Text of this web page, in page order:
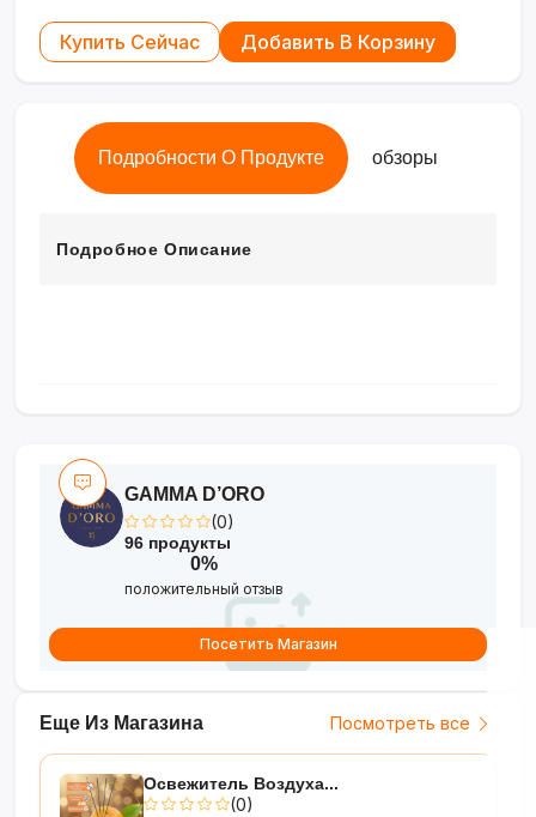
Купить Сейчас Добавить В Корзину
Подробности О Продукте обзоры
Подробное Описание
Еще Из Магазина Посмотреть все
Освежитель Воздуха...
(0)
GAMMA D’ORO
(0)
96 продукты
0%
положительный отзыв
Посетить Магазин